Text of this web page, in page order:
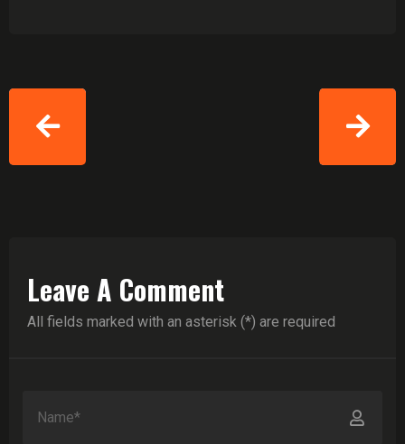
Leave A Comment
All fields marked with an asterisk (*) are required